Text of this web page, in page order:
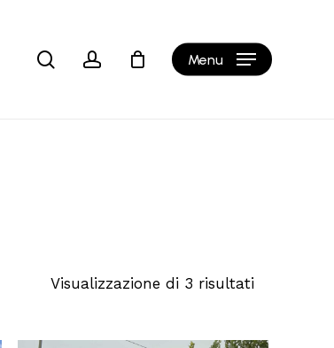
searchaccount Menu Cart
Visualizzazione di 3 risultati